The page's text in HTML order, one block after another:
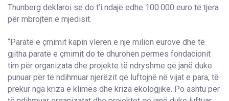
Thunberg deklaroi se do t’i ndajë edhe 100.000 euro të tjera
për mbrojtën e mjedisit.
“Paratë e çmimit kapin vlerën e një milion eurove dhe të
gjitha paratë e çmimit do të dhurohen përmes fondacionit
tim për organizata dhe projekte të ndryshme që janë duke
punuar për të ndihmuar njerëzit që luftojnë në vijat e para, të
prekur nga kriza e klimës dhe kriza ekologjike. Po ashtu për